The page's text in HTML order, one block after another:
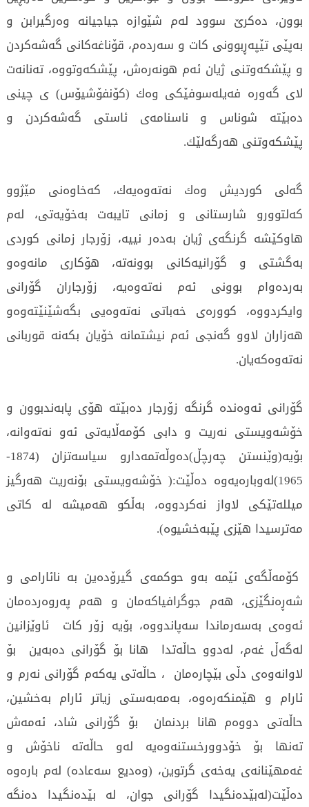
بوون، ده‌كرێ‌ سوود له‌م شێوازه‌ جیاجیانه‌ وه‌رگیرابن و
به‌پێی‌ تێپه‌ڕبوونی‌ كات و سه‌رده‌م، قۆناغه‌كانی‌ گه‌شه‌كردن
و پێشكه‌وتنی‌ ژیان ئه‌م هونه‌ره‌ش، پێشكه‌وتووه‌، ته‌نانه‌ت
لای‌ گه‌وره‌ فه‌یله‌سوفێكی‌ وه‌ك (كۆنفۆشیۆس) ی‌ چینی‌
ده‌بێته‌ شوناس و ناسنامه‌ی‌ ئاستی‌ گه‌شه‌كردن و
پێشكه‌وتنی‌ هه‌رگه‌لێك.
گه‌لی‌ كوردیش وه‌ك نه‌ته‌وه‌یه‌ك، كه‌خاوه‌نی‌ مێژوو
كه‌لتوورو شارستانی‌ و زمانی‌ تایبه‌ت به‌خۆیه‌تی‌، له‌م
هاوكێشه‌ گرنگه‌ی‌ ژیان به‌ده‌ر نییه‌، زۆرجار زمانی‌ كوردی‌
به‌گشتی‌ و گۆرانیه‌كانی‌ بوونه‌ته‌، هۆكاری‌ مانه‌وه‌و
به‌رده‌وام بوونی‌ ئه‌م نه‌ته‌وه‌یه‌، زۆرجاران گۆرانی‌
وایكردووه‌، كووره‌ی‌ خه‌باتی‌ نه‌ته‌وه‌یی‌ بگه‌شێنێته‌وه‌و
هه‌زاران لاوو گه‌نجی‌ ئه‌م نیشتمانه‌ خۆیان بكه‌نه‌ قوربانی‌
نه‌ته‌وه‌كه‌یان.
گۆرانی‌ ئه‌وه‌نده‌ گرنگه‌ زۆرجار ده‌بێته‌ هۆی‌ پابه‌ندبوون و
خۆشه‌ویستی‌ نه‌ریت و دابی‌ كۆمه‌ڵایه‌تی‌ ئه‌و نه‌ته‌وانه‌،
بۆیه‌(وێنستن چه‌رچڵ)ده‌وڵه‌تمه‌دارو سیاسه‌تزان (1874-
1965)له‌وباره‌یه‌وه‌ ده‌ڵێت:( خۆشه‌ویستی‌ بۆنه‌ریت هه‌رگیز
میلله‌تێكی‌ لاواز نه‌كردووه‌، به‌ڵكو هه‌میشه‌ له‌ كاتی‌
مه‌ترسیدا هێزی‌ پێبه‌خشیوه‌).
كۆمه‌ڵگه‌ی‌ ئێمه‌ به‌و حوكمه‌ی‌ گیرۆده‌ین به‌ نائارامی‌ و
شه‌ڕه‌نگێزی‌، هه‌م جوگرافیاكه‌مان و هه‌م په‌روه‌رده‌مان
ئه‌وه‌ی‌ به‌سه‌رماندا سه‌پاندووه‌، بۆیه‌ زۆر كات ئاوێزانین
له‌گه‌ڵ غه‌م، له‌دوو حاڵه‌تدا هانا بۆ گۆرانی ده‌به‌ین بۆ
لاوانه‌وه‌ی‌ دڵی‌ بێچاره‌مان ‌، حاڵه‌تی‌ یه‌كه‌م گۆرانی‌ نه‌رم و
ئارام و هێمنكه‌ره‌وه‌، به‌مه‌به‌ستی‌ زیاتر ئارام به‌خشین،
حاڵه‌تی‌ دووه‌م هانا بردنمان بۆ گۆرانی‌ شاد، ئه‌مه‌ش
ته‌نها بۆ خۆدوورخستنه‌وه‌یه‌ له‌و حاڵه‌ته‌ ناخۆش و
غه‌مهێنانه‌ی‌ یه‌خه‌ی‌ گرتوین، (وه‌دیع سه‌عاده‌) له‌م باره‌وه‌
ده‌ڵێت(له‌بێده‌نگیدا گۆرانی‌ جوان، له‌ بێده‌نگیدا ده‌نگه‌